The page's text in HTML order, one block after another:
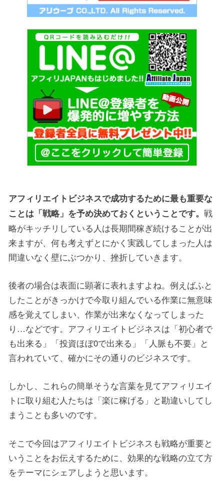
アフィリエイトビジネスで成功するために最も重要な
ことは「戦略」を予め決めておくということです。 戦
略がキッチリしている人は長期間稼ぎ続けることが出
来ますが、何も考えずとにかく実践してしまった人は
間違いなく壁にぶつかり、挫折していきます。
後者の場合は表面に顕著に表れますよね。例えばふと
したことがきっかけで今取り組んでいる作業に無意味
感を覚えてしまい、作業が出来なくなってしまった
り…などです。アフィリエイトビジネスは「初心者で
も出来る」「投資ほぼ0で出来る」「人脈も不要」と
言われていて、確かにその通りのビジネスです。
しかし、これらの簡単そうな言葉を見てアフィリエイ
トに取り組む人たちは「楽に稼げる」と勘違いしてし
まうことも多いのです。
そこで今回はアフィリエイトビジネスも戦略が重要と
いうことをお伝えするために、効果的な戦略の立て方
をテーマにシェアしようと思います。